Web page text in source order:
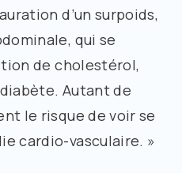
d’un surpoids,
qui se
de cholestérol,
Autant de
le risque de voir se
cardio-vasculaire. »